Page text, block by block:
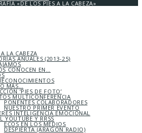
«DE LOS PIES A LA CABEZA»
LA CABEZA
ANUALES (2013-25)
CONOCEN EN…
MÁS…
‘PIES DE FOTO’
MULTICONFERENCIA
PONENTES COLABORADORES
NUESTRO PRIMER EVENTO
INTELIGENCIA EMOCIONAL
YOUTUBE Y RRSS
ECOS EN LOS MEDIOS
DESPIERTA (ARAGÓN RADIO)